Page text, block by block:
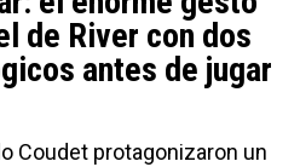
de River con dos
antes de jugar
Coudet protagonizaron un